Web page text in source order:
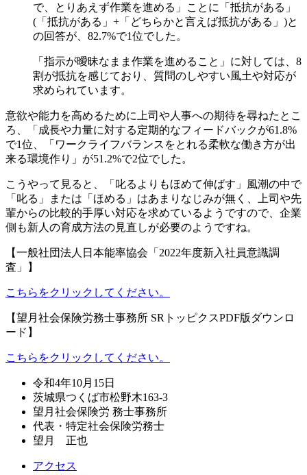
で、とりあえず作業を進める」ことに「抵抗がある」
(「抵抗がある」+「どちらかと言えば抵抗がある」)と
の回答が、82.7%で1位でした。
「指示が曖昧なまま作業を進めること」に対しては、8
割が抵抗を感じており、質問のしやすい風土や対応が
求められています。
意欲や能力を高めるために上司や人事への期待を尋ねたとこ
ろ、「成長や力量に対する定期的なフィードバックが61.8%
で1位、「ワークライフバランスをとれる柔軟な働き方が出
来る環境作り」が51.2%で2位でした。
こうやって見ると、「叱るよりもほめて伸ばす」風潮の中で
「叱る」または「ほめる」はあまりなじみが無く、上司や先
輩からの比較的手厚い対応を求めているようですので、企業
側も新人の育成方法の見直しが必要のようですね。
【一般社団法人日本能率協会「2022年度新入社員意識調
査」】
こちらをクリックしてください。
【望月社会保険労務士事務所 SRトッピクスPDF版ダウンロ
ード】
こちらをクリックしてください。
令和4年10月15日
茨城県つくば市松野木163-3
望月社会保険労 務士事務所
代表・特定社会保険労務士
望月 正也
アクセス